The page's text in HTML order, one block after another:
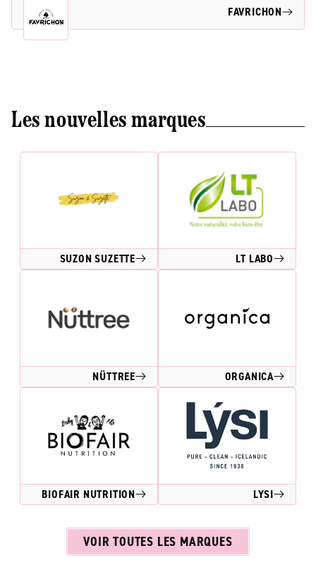
FAVRICHON
Les nouvelles marques
SUZON SUZETTE LT LABO
NÜTTREE ORGANICA
BIOFAIR NUTRITION LYSI
VOIR TOUTES LES MARQUES